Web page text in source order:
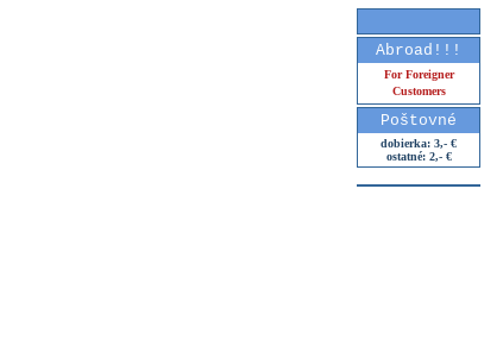
Abroad!!!
For Foreigner
Customers
Poštovné
dobierka: 3,- €
ostatné: 2,- €